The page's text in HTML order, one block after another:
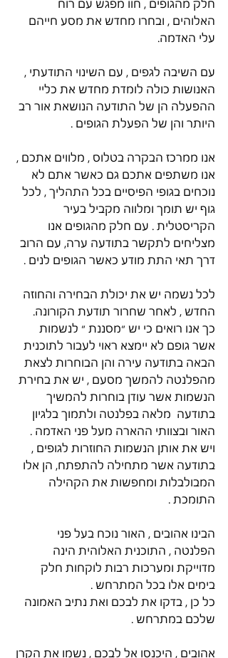
חלק מהגופים , חוו מפגש עם רוח
האלוהים , ובחרו מחדש את מסע חייהם
עלי האדמה.
עם השיבה לגפים , עם השינוי התודעתי ,
האנושות כולה לומדת מחדש את כליי
ההפעלה הן של התודעה הנושאת אור רב
היותר והן של הפעלת הגופים .
אנו ממרכז הבקרה בטלוס , מלווים אתכם ,
אנו משתפים אתכם גם כאשר אתם לא
נוכחים בגופי הפיסיים בכל התהליך , לכל
גוף יש תומך ומלווה מקביל בעיר
הקריסטלית . עם חלק מהגופים אנו
מצליחים לתקשר בתודעה ערה, עם הרוב
דרך תאי התת מודע כאשר הגופים לנים .
לכל נשמה יש את יכולת הבחירה והחוזה
החדש , לאחר שחרור תודעת הקורונה.
כך אנו רואים כי יש ״מסננת ״ לנשמות
אשר גופם לא יימצא ראוי לעבור לתוכנית
הבאה בתודעה עירה והן הבוחרות לצאת
מהפלנטה להמשך מסעם , יש את בחירת
הנשמות אשר עודן בוחרות להמשיך
בתודעה  מלאה בפלנטה ולתמוך בלגיון
האור ובצוותי ההארה מעל פני האדמה .
ויש את אותן הנשמות החוזרות לגופים ,
בתודעה אשר מתחילה להתפתח, הן אלו
המבולבלות ומחפשות את הקהילה
התומכת .
הבינו אהובים , האור נוכח בעל פני
הפלנטה , התוכנית האלוהית הינה
מדוייקת ומערכות רבות לוקחות חלק
בימים אלו בכל המתרחש .
כל כן , בדקו את לבכם ואת נתיב האמונה
שלכם במתרחש .
אהובים , היכנסו אל לבכם , נשמו את הקרן